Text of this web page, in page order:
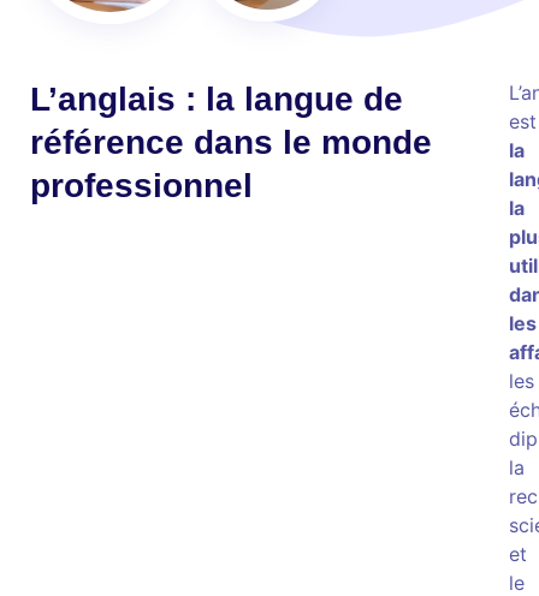
L’anglais : la langue de
référence dans le monde
professionnel
est
la
la
les
les
la
et
le